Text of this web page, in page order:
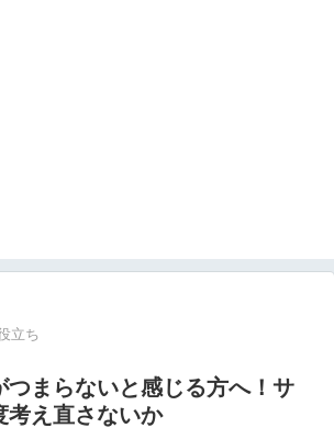
立ち
つまらないと感じる方へ！サ
考え直さないか